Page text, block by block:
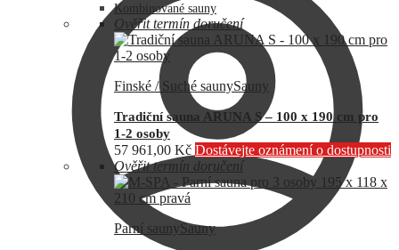
Kombinované sauny
Ověřit termín doručení
Finské / Suché saunySauny
Tradiční sauna ARUNA S – 100 x 190 cm pro
1-2 osoby
57 961,00 Kč Dostávejte oznámení o dostupnosti
Ověřit termín doručení
Parní saunySauny